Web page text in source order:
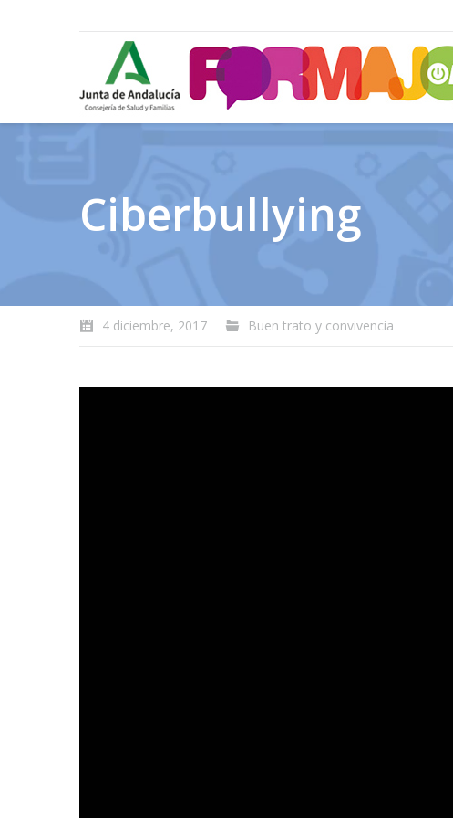
Ciberbullying
4 diciembre, 2017 Buen trato y convivencia